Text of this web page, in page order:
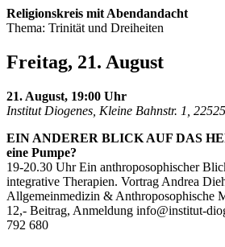
Religionskreis mit Abendandacht
Thema: Trinität und Dreiheiten
Freitag, 21. August
21. August, 19:00 Uhr
Institut Diogenes, Kleine Bahnstr. 1,
EIN ANDERER BLICK AUF DAS
eine Pumpe?
19-20.30 Uhr Ein anthroposophischer
integrative Therapien. Vortrag Andrea
Allgemeinmedizin & Anthroposophische
12,- Beitrag, Anmeldung info@institut-
792 680